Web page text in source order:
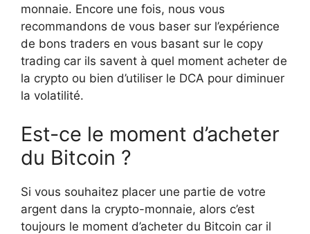
monnaie. Encore une fois, nous vous
recommandons de vous baser sur l’expérience
de bons traders en vous basant sur le copy
trading car ils savent à quel moment acheter de
la crypto ou bien d’utiliser le DCA pour diminuer
la volatilité.
Est-ce le moment d’acheter
du Bitcoin ?
Si vous souhaitez placer une partie de votre
argent dans la crypto-monnaie, alors c’est
toujours le moment d’acheter du Bitcoin car il